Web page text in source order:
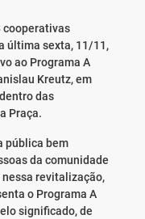
cooperativas
última sexta, 11/11,
ao Programa A
Kreutz, em
das
Praça.
pública bem
da comunidade
revitalização,
o Programa A
significado, de